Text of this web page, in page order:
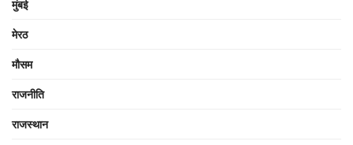
मुंबई
मेरठ
मौसम
राजनीति
राजस्थान